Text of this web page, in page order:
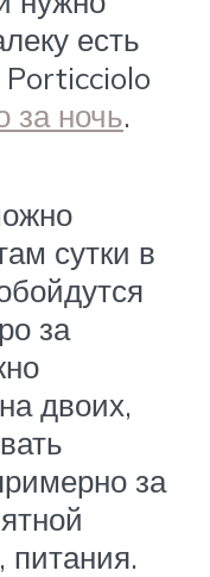
есть
за ночь.
сутки в
за
двоих,
за